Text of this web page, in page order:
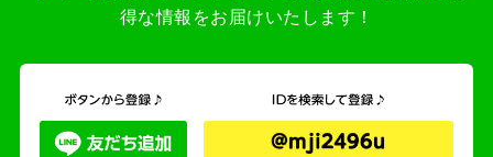
得な情報をお届けいたします！